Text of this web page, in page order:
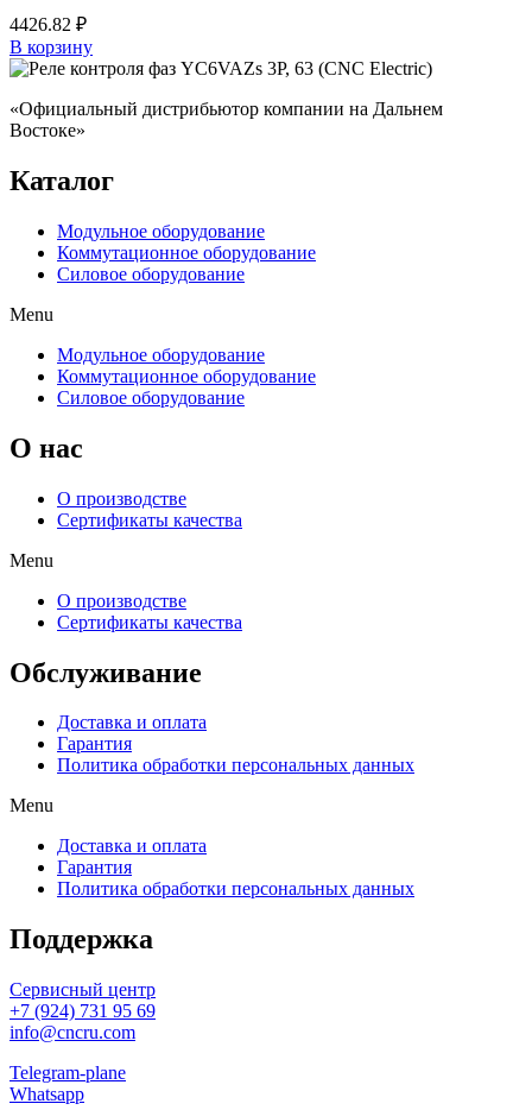
4426.82 ₽
В корзину
«Официальный дистрибьютор компании на Дальнем
Востоке»
Каталог
Модульное оборудование
Коммутационное оборудование
Силовое оборудование
Menu
Модульное оборудование
Коммутационное оборудование
Силовое оборудование
O нас
О производстве
Сертификаты качества
Menu
О производстве
Сертификаты качества
Обслуживание
Доставка и оплата
Гарантия
Политика обработки персональных данных
Menu
Доставка и оплата
Гарантия
Политика обработки персональных данных
Поддержка
Сервисный центр
+7 (924) 731 95 69
info@cncru.com
Telegram-plane
Whatsapp